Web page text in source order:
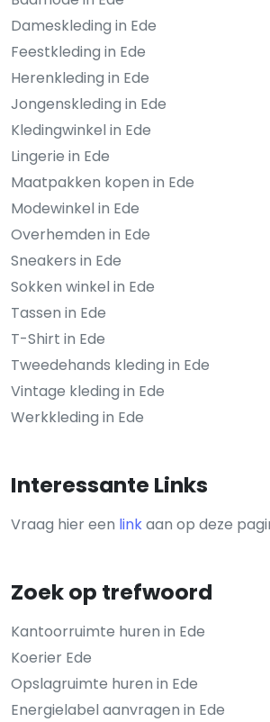
Dameskleding in Ede
Feestkleding in Ede
Herenkleding in Ede
Jongenskleding in Ede
Kledingwinkel in Ede
Lingerie in Ede
Maatpakken kopen in Ede
Modewinkel in Ede
Overhemden in Ede
Sneakers in Ede
Sokken winkel in Ede
Tassen in Ede
T-Shirt in Ede
Tweedehands kleding in Ede
Vintage kleding in Ede
Werkkleding in Ede
Interessante Links
Vraag hier een linkaan op deze
Zoek op trefwoord
Kantoorruimte huren in Ede
Koerier Ede
Opslagruimte huren in Ede
Energielabel aanvragen in Ede